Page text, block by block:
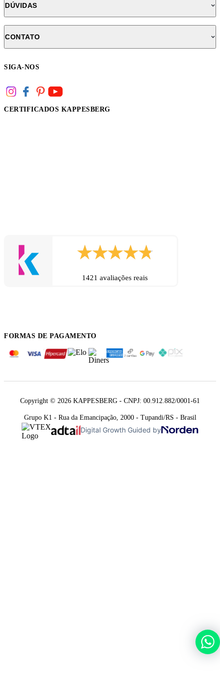
DÚVIDAS
CONTATO
SIGA-NOS
CERTIFICADOS KAPPESBERG
1421 avaliações reais
FORMAS DE PAGAMENTO
Copyright © 2026 KAPPESBERG - CNPJ: 00.912.882/0001-61
Grupo K1 - Rua da Emancipação, 2000 - Tupandi/RS - Brasil
Digital Growth Guided by